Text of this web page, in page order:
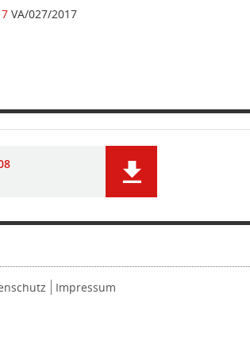
VA/027/2017
Impressum